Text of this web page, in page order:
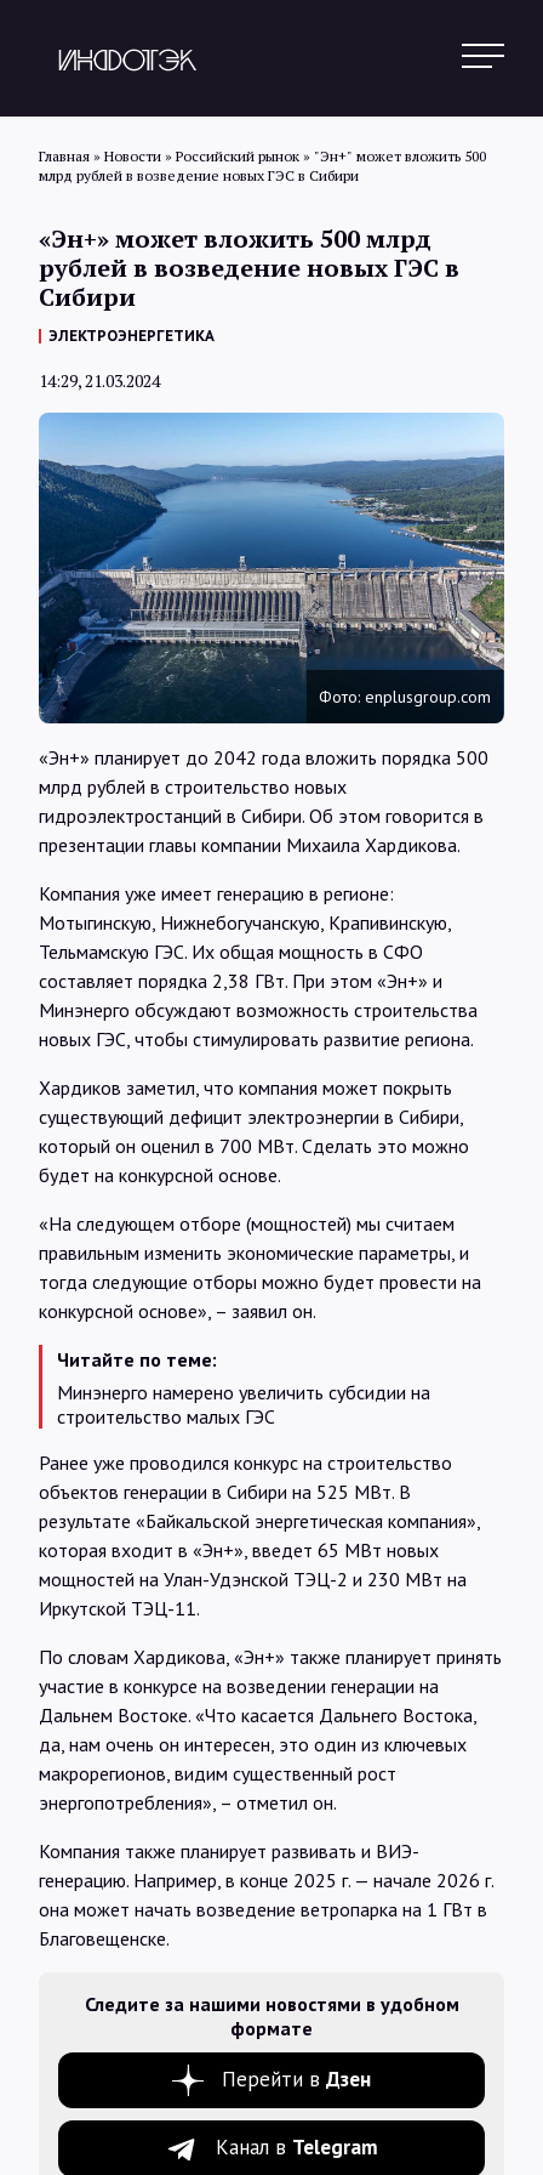
Обзоры
Интервью
Карты
О нас
@Infotek_Russia
Главная » Новости » Российский рынок » "Эн+" может вложить 500
млрд рублей в возведение новых ГЭС в Сибири
«Эн+» может вложить 500 млрд
рублей в возведение новых ГЭС в
Сибири
ЭЛЕКТРОЭНЕРГЕТИКА
14:29, 21.03.2024
Фото: enplusgroup.com
«Эн+» планирует до 2042 года вложить порядка 500
млрд рублей в строительство новых
гидроэлектростанций в Сибири. Об этом говорится в
презентации главы компании Михаила Хардикова.
Компания уже имеет генерацию в регионе:
Мотыгинскую, Нижнебогучанскую, Крапивинскую,
Тельмамскую ГЭС. Их общая мощность в СФО
составляет порядка 2,38 ГВт. При этом «Эн+» и
Минэнерго обсуждают возможность строительства
новых ГЭС, чтобы стимулировать развитие региона.
Хардиков заметил, что компания может покрыть
существующий дефицит электроэнергии в Сибири,
который он оценил в 700 МВт. Сделать это можно
будет на конкурсной основе.
«На следующем отборе (мощностей) мы считаем
правильным изменить экономические параметры, и
тогда следующие отборы можно будет провести на
конкурсной основе», – заявил он.
Читайте по теме:
Минэнерго намерено увеличить субсидии на
строительство малых ГЭС
Ранее уже проводился конкурс на строительство
объектов генерации в Сибири на 525 МВт. В
результате «Байкальской энергетическая компания»,
которая входит в «Эн+», введет 65 МВт новых
мощностей на Улан-Удэнской ТЭЦ-2 и 230 МВт на
Иркутской ТЭЦ-11.
По словам Хардикова, «Эн+» также планирует принять
участие в конкурсе на возведении генерации на
Дальнем Востоке. «Что касается Дальнего Востока,
да, нам очень он интересен, это один из ключевых
макрорегионов, видим существенный рост
энергопотребления», – отметил он.
Компания также планирует развивать и ВИЭ-
генерацию. Например, в конце 2025 г. — начале 2026 г.
она может начать возведение ветропарка на 1 ГВт в
Благовещенске.
Следите за нашими новостями в удобном
формате
Перейти в Дзен
Канал в Telegram